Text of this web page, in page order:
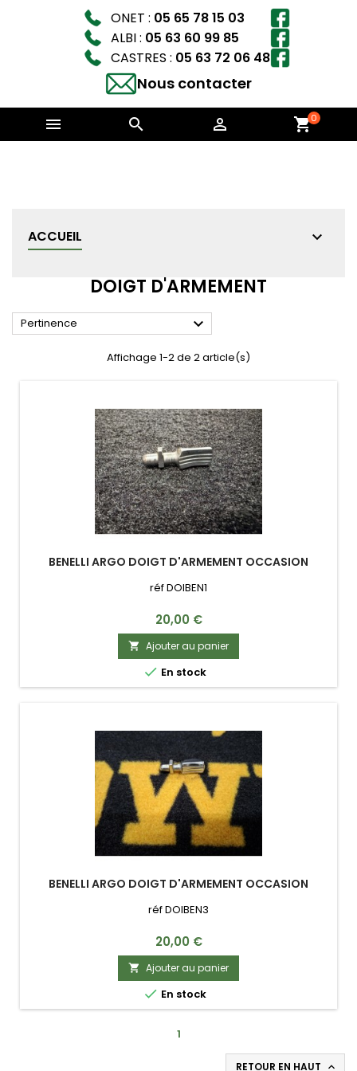
ONET : 05 65 78 15 03
ALBI : 05 63 60 99 85
CASTRES : 05 63 72 06 48
Nous contacter
   shopping_cart0
ACCUEIL
DOIGT D'ARMEMENT
Pertinence 
Affichage 1-2 de 2 article(s)
BENELLI ARGO DOIGT D'ARMEMENT OCCASION
réf DOIBEN1
Prix
20,00 €
 Ajouter au panier
 En stock
BENELLI ARGO DOIGT D'ARMEMENT OCCASION
réf DOIBEN3
Prix
20,00 €
 Ajouter au panier
 En stock
1
RETOUR EN HAUT 